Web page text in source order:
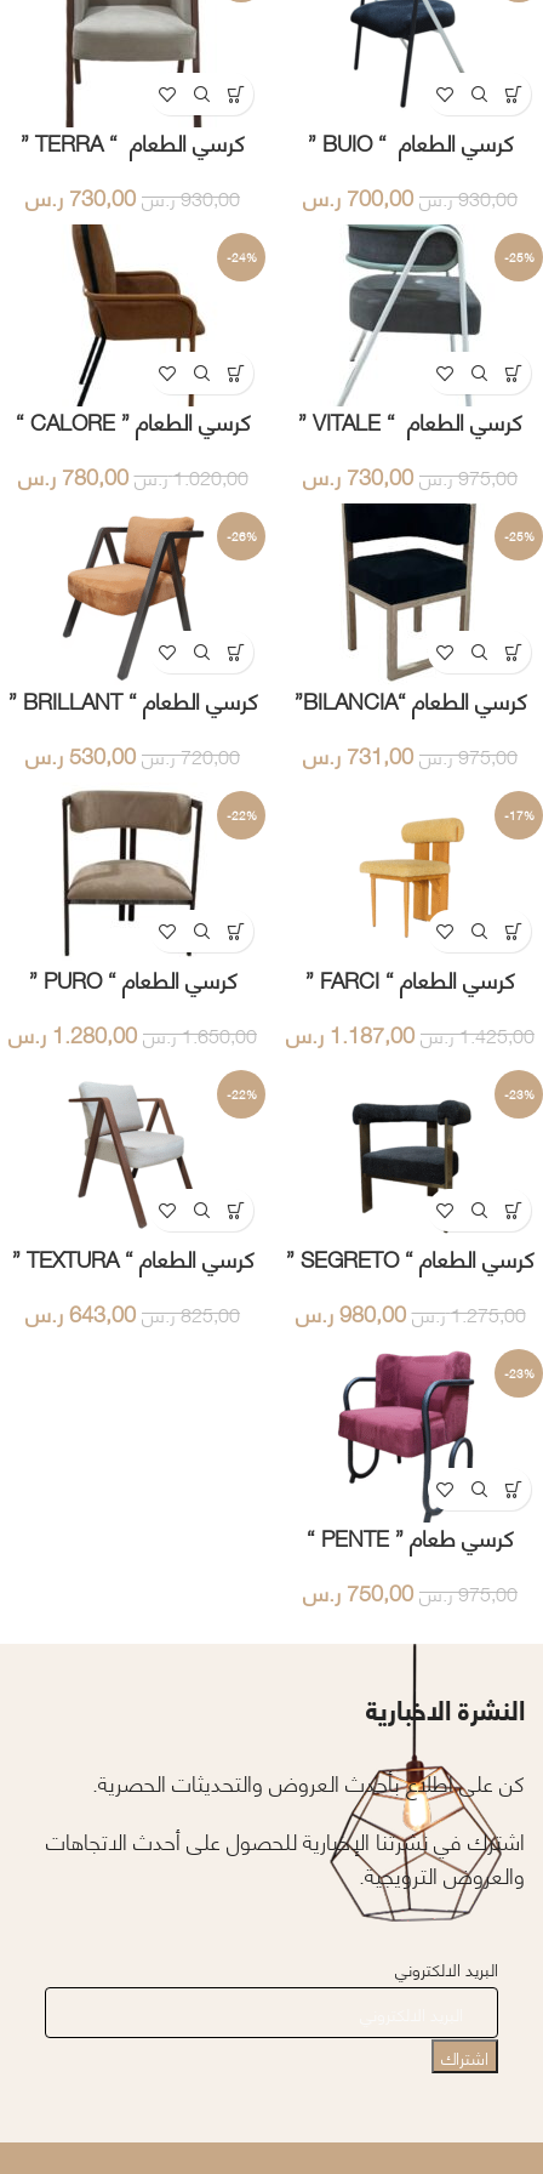
كرسي الطعام “ BUIO ”
930,00ر.س700,00ر.س
كرسي الطعام “ TERRA ”
930,00ر.س730,00ر.س
-25%
كرسي الطعام “ VITALE ”
975,00ر.س730,00ر.س
-24%
كرسي الطعام ” CALORE “
1.020,00ر.س780,00ر.س
-25%
كرسي الطعام “BILANCIA”
975,00ر.س731,00ر.س
-26%
كرسي الطعام “ BRILLANT ”
720,00ر.س530,00ر.س
-17%
كرسي الطعام “ FARCI ”
1.425,00ر.س1.187,00ر.س
-22%
كرسي الطعام “ PURO ”
1.650,00ر.س1.280,00ر.س
-23%
كرسي الطعام “ SEGRETO ”
1.275,00ر.س980,00ر.س
-22%
كرسي الطعام “ TEXTURA ”
825,00ر.س643,00ر.س
-23%
كرسي طعام ” PENTE “
975,00ر.س750,00ر.س
النشرة الاخبارية
كن على اطلاع بأحدث العروض والتحديثات الحصرية.
اشترك في نشرتنا الإخبارية للحصول على أحدث الاتجاهات
والعروض الترويجية.
البريد الالكتروني